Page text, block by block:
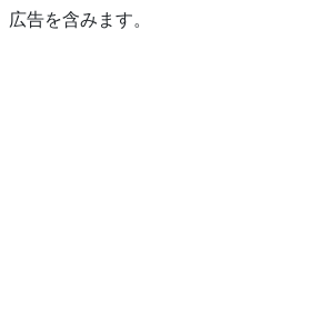
広告を含みます。